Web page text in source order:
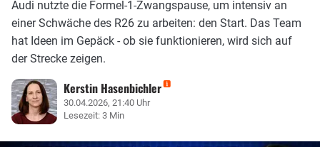
Audi nutzte die Formel-1-Zwangspause, um intensiv an
einer Schwäche des R26 zu arbeiten: den Start. Das Team
hat Ideen im Gepäck - ob sie funktionieren, wird sich auf
der Strecke zeigen.
Kerstin Hasenbichler
30.04.2026, 21:40 Uhr
Lesezeit: 3 Min